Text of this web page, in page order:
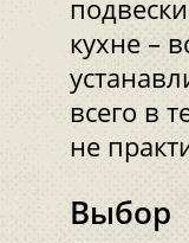
кухне –
всего в
не
Выбор